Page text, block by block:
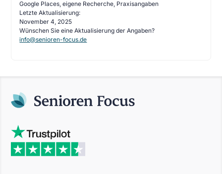
Google Places, eigene Recherche, Praxisangaben
Letzte Aktualisierung:
November 4, 2025
Wünschen Sie eine Aktualisierung der Angaben?
info@senioren-focus.de